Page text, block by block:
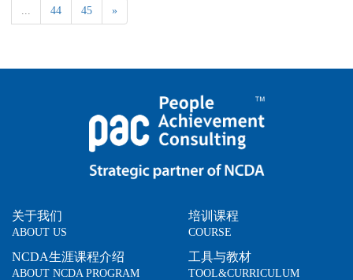
... 44 45 »
关于我们
ABOUT US
NCDA生涯课程介绍
ABOUT NCDA PROGRAM
培训课程
COURSE
工具与教材
TOOL&CURRICULUM